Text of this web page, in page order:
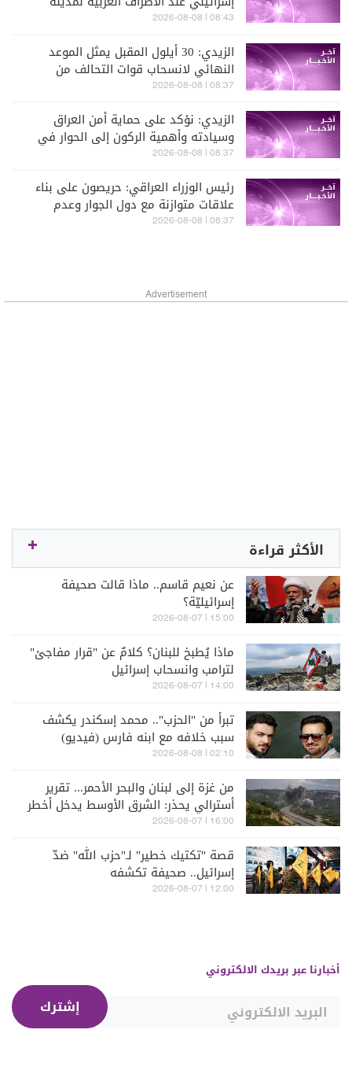
ميس الجبل قرب مجمع الإمام الصدر
08:43 | 2026-08-08
الزيدي: 30 أيلول المقبل يمثل الموعد
النهائي لانسحاب قوات التحالف من
العراق
08:37 | 2026-08-08
الزيدي: نؤكد على حماية أمن العراق
وسيادته وأهمية الركون إلى الحوار في
القضايا الإقليمية والدولية
08:37 | 2026-08-08
رئيس الوزراء العراقي: حريصون على بناء
علاقات متوازنة مع دول الجوار وعدم
السماح باستخدام أراضينا لتهديد أمنها
08:37 | 2026-08-08
Advertisement
الأكثر قراءة
عن نعيم قاسم.. ماذا قالت صحيفة
إسرائيليّة؟
15:00 | 2026-08-07
ماذا يُطبخ للبنان؟ كلامٌ عن "قرار مفاجئ"
لترامب وانسحاب إسرائيل
14:00 | 2026-08-07
تبرأ من "الحزب".. محمد إسكندر يكشف
سبب خلافه مع ابنه فارس (فيديو)
02:10 | 2026-08-08
من غزة إلى لبنان والبحر الأحمر... تقرير
أسترالي يحذر: الشرق الأوسط يدخل أخطر
مراحله
16:00 | 2026-08-07
قصة "تكتيك خطير" لـ"حزب الله" ضدّ
إسرائيل.. صحيفة تكشفه
12:00 | 2026-08-07
أخبارنا عبر بريدك الالكتروني
إشترك